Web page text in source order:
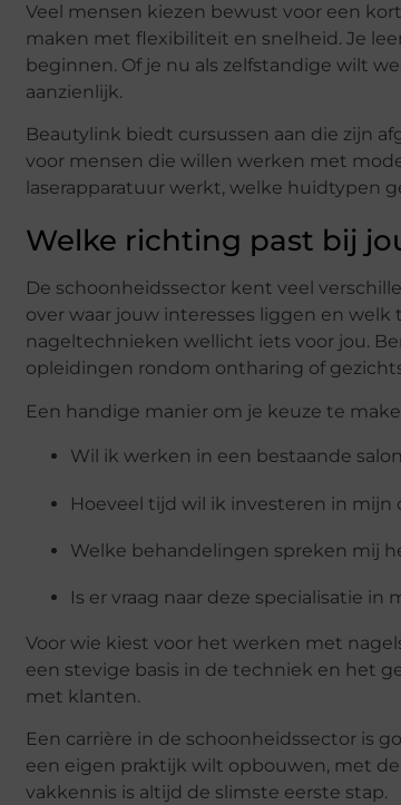
Veel mensen kiezen bewust voor een
maken met flexibiliteit en snelheid. Je
beginnen. Of je nu als zelfstandige wilt
aanzienlijk.
Beautylink biedt cursussen aan die zijn
voor mensen die willen werken met
laserapparatuur werkt, welke huidtypen
Welke richting past bij
De schoonheidssector kent veel
over waar jouw interesses liggen en
nageltechnieken wellicht iets voor jou.
opleidingen rondom ontharing of
Een handige manier om je keuze te
Wil ik werken in een bestaande
Hoeveel tijd wil ik investeren in mijn
Welke behandelingen spreken mij
Is er vraag naar deze specialisatie in
Voor wie kiest voor het werken met
een stevige basis in de techniek en het
met klanten.
Een carrière in de schoonheidssector is
een eigen praktijk wilt opbouwen, met
vakkennis is altijd de slimste eerste stap.